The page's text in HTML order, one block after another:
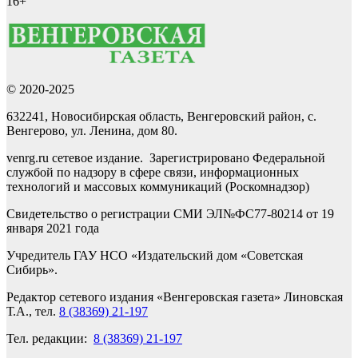
© 2020-2025
632241, Новосибирская область, Венгеровский район, с.
Венгерово, ул. Ленина, дом 80.
venrg.ru сетевое издание. Зарегистрировано Федеральной
службой по надзору в сфере связи, информационных
технологий и массовых коммуникаций (Роскомнадзор)
Свидетельство о регистрации СМИ ЭЛ№ФС77-80214 от 19
января 2021 года
Учредитель ГАУ НСО «Издательский дом «Советская
Сибирь».
Редактор сетевого издания «Венгеровская газета» Линовская
Т.А., тел. 8 (38369) 21-197
Тел. редакции: 8 (38369) 21-197